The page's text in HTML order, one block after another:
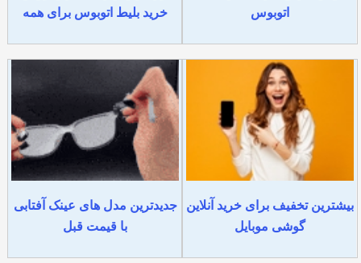
اتوبوس
خرید بلیط اتوبوس برای همه
بیشترین تخفیف برای خرید آنلاین
گوشی موبایل
جدیدترین مدل های عینک آفتابی
با قیمت قبل